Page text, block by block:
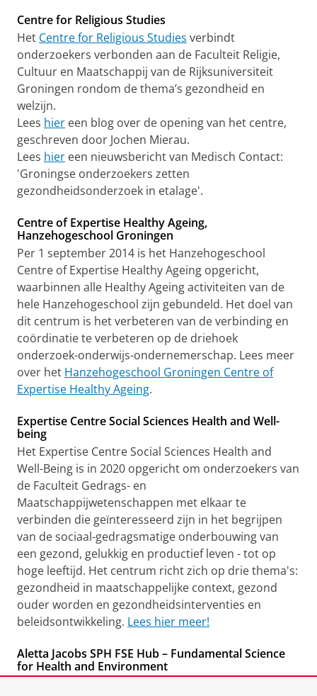
Centre for Religious Studies
Het Centre for Religious Studies verbindt
onderzoekers verbonden aan de Faculteit Religie,
Cultuur en Maatschappij van de Rijksuniversiteit
Groningen rondom de thema’s gezondheid en
welzijn.
Lees hier een blog over de opening van het centre,
geschreven door Jochen Mierau.
Lees hier een nieuwsbericht van Medisch Contact:
'Groningse onderzoekers zetten
gezondheidsonderzoek in etalage'.
Centre of Expertise Healthy Ageing,
Hanzehogeschool Groningen
Per 1 september 2014 is het Hanzehogeschool
Centre of Expertise Healthy Ageing opgericht,
waarbinnen alle Healthy Ageing activiteiten van de
hele Hanzehogeschool zijn gebundeld. Het doel van
dit centrum is het verbeteren van de verbinding en
coördinatie te verbeteren op de driehoek
onderzoek-onderwijs-ondernemerschap. Lees meer
over het Hanzehogeschool Groningen Centre of
Expertise Healthy Ageing.
Expertise Centre Social Sciences Health and Well-
being
Het Expertise Centre Social Sciences Health and
Well-Being is in 2020 opgericht om onderzoekers van
de Faculteit Gedrags- en
Maatschappijwetenschappen met elkaar te
verbinden die geïnteresseerd zijn in het begrijpen
van de sociaal-gedragsmatige onderbouwing van
een gezond, gelukkig en productief leven - tot op
hoge leeftijd. Het centrum richt zich op drie thema's:
gezondheid in maatschappelijke context, gezond
ouder worden en gezondheidsinterventies en
beleidsontwikkeling. Lees hier meer!
Aletta Jacobs SPH FSE Hub – Fundamental Science
for Health and Environment